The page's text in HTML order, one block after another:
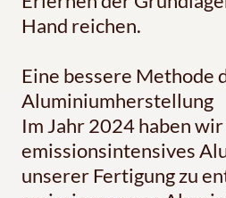
Hand reichen.
Eine bessere Methode
Aluminiumherstellung
Im Jahr 2024 haben
emissionsintensives
unserer Fertigung zu